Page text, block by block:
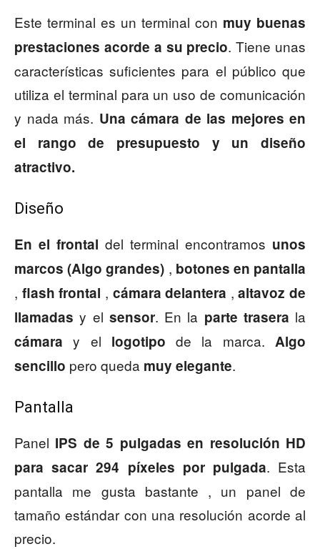
Este terminal es un terminal con muy buenas
prestaciones acorde a su precio. Tiene unas
características suficientes para el público que
utiliza el terminal para un uso de comunicación
y nada más. Una cámara de las mejores en
el rango de presupuesto y un diseño
atractivo.
Diseño
En el frontal del terminal encontramos unos
marcos (Algo grandes) , botones en pantalla
, flash frontal , cámara delantera , altavoz de
llamadas y el sensor. En la parte trasera la
cámara y el logotipo de la marca. Algo
sencillo pero queda muy elegante.
Pantalla
Panel IPS de 5 pulgadas en resolución HD
para sacar 294 píxeles por pulgada. Esta
pantalla me gusta bastante , un panel de
tamaño estándar con una resolución acorde al
precio.